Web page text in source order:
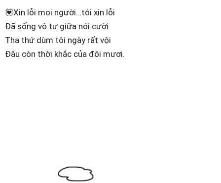
💟Xin lỗi mọi người…tôi xin lỗi
Đã sống vô tư giữa nói cười
Tha thứ dùm tôi ngày rất vội
Đâu còn thời khắc của đôi mươi.